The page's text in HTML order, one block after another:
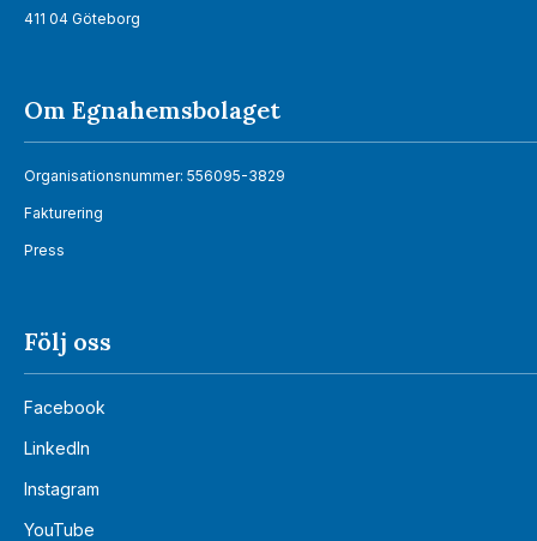
411 04 Göteborg
Om Egnahemsbolaget
Organisationsnummer: 556095-3829
Fakturering
Press
Följ oss
Facebook
LinkedIn
Instagram
YouTube